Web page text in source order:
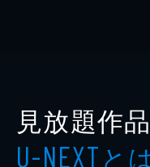
見放題作
U-NEXTと